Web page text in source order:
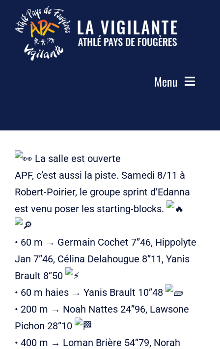
Passer
contenu
Menu
Compétitions
Photos
Liens
Contact
La salle est ouverte
APF, c’est aussi la piste. Samedi 8/11 à
Robert-Poirier, le groupe sprint d’Edanna
est venu poser les starting-blocks.
• 60 m → Germain Cochet 7”46, Hippolyte
Jan 7”46, Célina Delahougue 8”11, Yanis
Brault 8”50
• 60 m haies → Yanis Brault 10”48
• 200 m → Noah Nattes 24”96, Lawsone
Pichon 28”10
• 400 m → Loman Brière 54”79, Norah